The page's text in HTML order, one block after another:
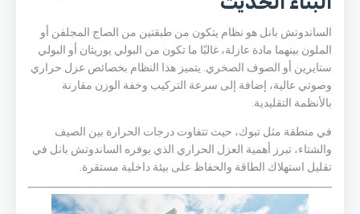
الساندوتش بانل هو نظام يتكون من طبقتين من الصاج المجلفن أو
الملون بينهما مادة عازلة، غالبًا ما تكون من البولي يوريثان أو البولي
ستايرين أو الصوف الصخري. يتميز هذا النظام بخصائص عزل حراري
وصوتي عالية، إضافة إلى سرعة التركيب وخفة الوزن مقارنة
بالأنظمة التقليدية.
في منطقة مثل تبوك، حيث تتفاوت درجات الحرارة بين الصيف
والشتاء، تبرز أهمية العزل الحراري الذي يوفره الساندوتش بانل في
تقليل استهلاك الطاقة والحفاظ على بيئة داخلية مستقرة.